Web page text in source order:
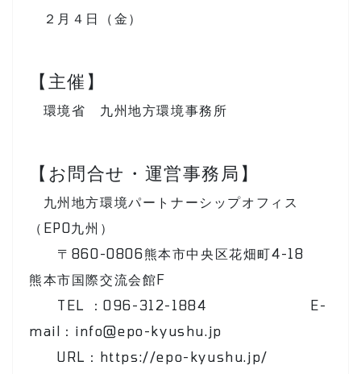
２月４日（金）
【主催】
環境省 九州地方環境事務所
【お問合せ・運営事務局】
九州地方環境パートナーシップオフィス
（EPO九州）
〒860-0806熊本市中央区花畑町4-18
熊本市国際交流会館F
TEL ：096-312-1884 E-
mail： info@epo-kyushu.jp
URL：https://epo-kyushu.jp/